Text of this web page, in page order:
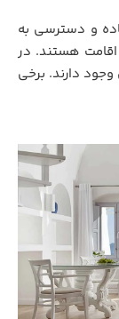
و دسترسی به
اقامت هستند. در
دارند. برخی